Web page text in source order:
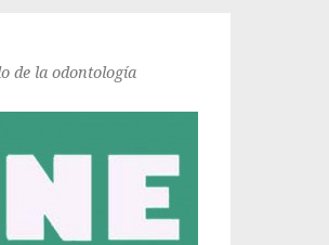
de la odontología